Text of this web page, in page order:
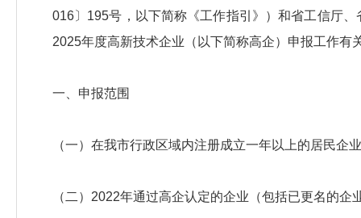
016〕195号，以下简称《工作指引》）和省工信厅
2025年度高新技术企业（以下简称高企）申报工作有
一、申报范围
（一）在我市行政区域内注册成立一年以上的居民企
（二）2022年通过高企认定的企业（包括已更名的